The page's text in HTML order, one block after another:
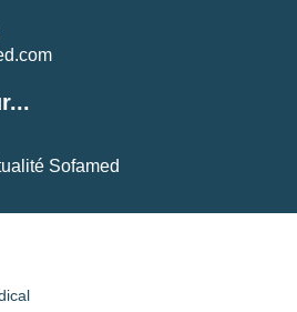
Sofamed